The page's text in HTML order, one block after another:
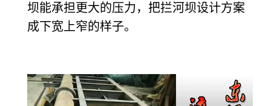
坝能承担更大的压力，把拦河坝设计方案
成下宽上窄的样子。